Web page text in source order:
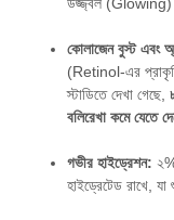
কোলাজেন বুস্ট এবং
(Retinol-এর
স্টাডিতে দেখা গেছে,
বলিরেখা কমে যেতে
গভীর হাইড্রেশন:
হাইড্রেটেড রাখে, যা